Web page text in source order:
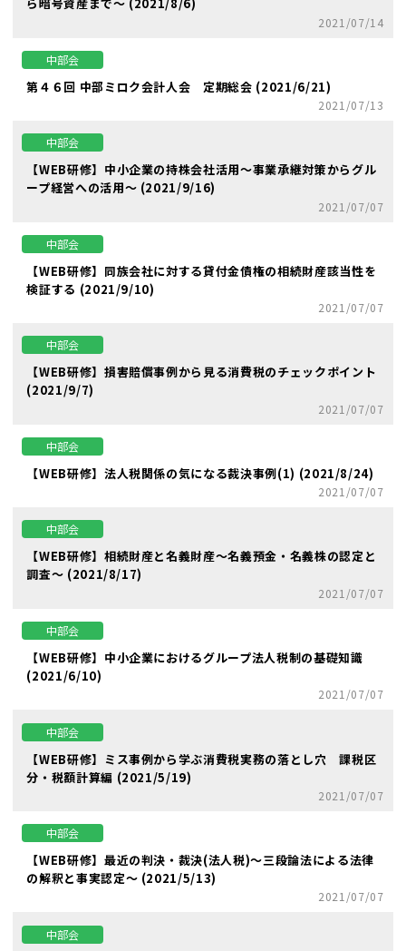
2021/07/14
中部会
第４６回 中部ミロク会計人会 定期総会 (2021/6/21)
2021/07/13
中部会
【WEB研修】中小企業の持株会社活用～事業承継対策からグル
ープ経営への活用～ (2021/9/16)
2021/07/07
中部会
【WEB研修】同族会社に対する貸付金債権の相続財産該当性を
検証する (2021/9/10)
2021/07/07
中部会
【WEB研修】損害賠償事例から見る消費税のチェックポイント
(2021/9/7)
2021/07/07
中部会
【WEB研修】法人税関係の気になる裁決事例(1) (2021/8/24)
2021/07/07
中部会
【WEB研修】相続財産と名義財産～名義預金・名義株の認定と
調査～ (2021/8/17)
2021/07/07
中部会
【WEB研修】中小企業におけるグループ法人税制の基礎知識
(2021/6/10)
2021/07/07
中部会
【WEB研修】ミス事例から学ぶ消費税実務の落とし穴 課税区
分・税額計算編 (2021/5/19)
2021/07/07
中部会
【WEB研修】最近の判決・裁決(法人税)～三段論法による法律
の解釈と事実認定～ (2021/5/13)
2021/07/07
中部会